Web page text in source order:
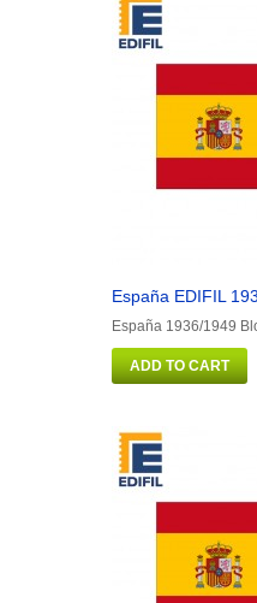
España EDIFIL
España 1936/1949
ADD TO CART